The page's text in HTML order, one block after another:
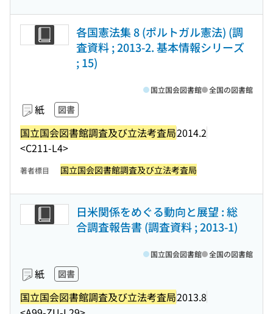
各国憲法集 8 (ポルトガル憲法) (調
査資料 ; 2013-2. 基本情報シリーズ
; 15)
紙 図書
国立国会図書館調査及び立法考査局2014.2
<C211-L4>
国立国会図書館 全国の図書館
著者標目 国立国会図書館調査及び立法考査局
日米関係をめぐる動向と展望 : 総
合調査報告書 (調査資料 ; 2013-1)
紙 図書
国立国会図書館調査及び立法考査局2013.8
国立国会図書館 全国の図書館